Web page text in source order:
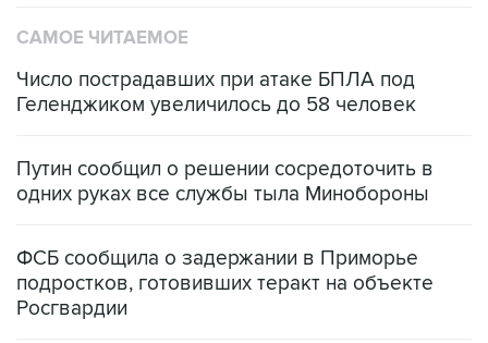
САМОЕ ЧИТАЕМОЕ
Число пострадавших при атаке БПЛА под
Геленджиком увеличилось до 58 человек
Путин сообщил о решении сосредоточить в
одних руках все службы тыла Минобороны
ФСБ сообщила о задержании в Приморье
подростков, готовивших теракт на объекте
Росгвардии